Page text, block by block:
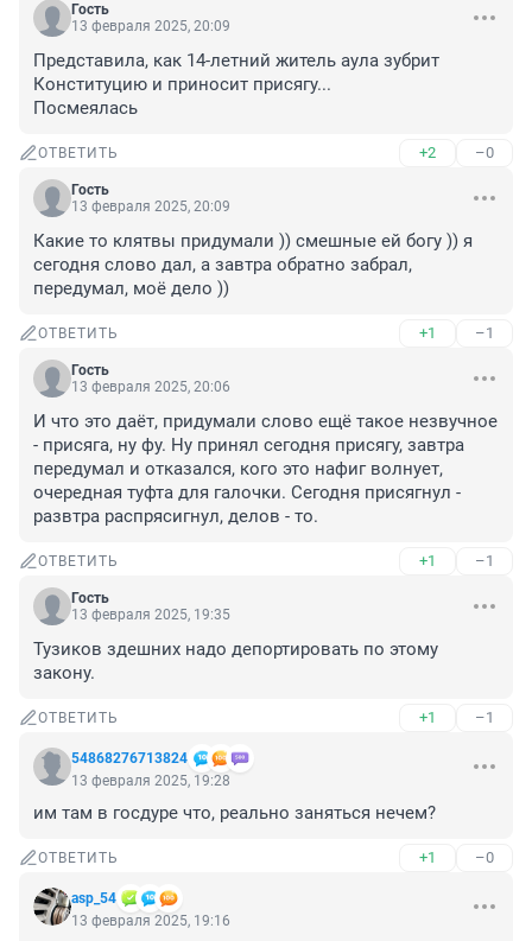
Гость
13 февраля 2025, 20:09
Представила, как 14-летний житель аула зубрит
Конституцию и приносит присягу...
Посмеялась
ОТВЕТИТЬ +2 –0
Гость
13 февраля 2025, 20:09
Какие то клятвы придумали )) смешные ей богу )) я
сегодня слово дал, а завтра обратно забрал,
передумал, моё дело ))
ОТВЕТИТЬ +1 –1
Гость
13 февраля 2025, 20:06
И что это даёт, придумали слово ещё такое незвучное
- присяга, ну фу. Ну принял сегодня присягу, завтра
передумал и отказался, кого это нафиг волнует,
очередная туфта для галочки. Сегодня присягнул -
развтра распрясигнул, делов - то.
ОТВЕТИТЬ +1 –1
Гость
13 февраля 2025, 19:35
Тузиков здешних надо депортировать по этому
закону.
ОТВЕТИТЬ +1 –1
54868276713824
13 февраля 2025, 19:28
им там в госдуре что, реально заняться нечем?
ОТВЕТИТЬ +1 –0
asp_54
13 февраля 2025, 19:16